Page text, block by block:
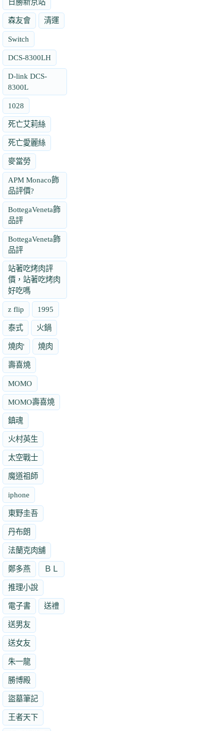
日勝新京站
森友會 清運
Switch
DCS-8300LH
D-link DCS-
8300L
1028
死亡艾莉絲
死亡愛麗絲
麥當勞
APM Monaco飾
品評價?
BottegaVeneta飾
品評
BottegaVeneta飾
品評
站著吃烤肉評
價，站著吃烤肉
好吃嗎
z flip 1995
泰式 火鍋
燒肉' 燒肉
壽喜燒
MOMO
MOMO壽喜燒
鎮魂
火村英生
太空戰士
魔道祖師
iphone
東野圭吾
丹布朗
法蘭克肉舖
鄭多燕 ＢＬ
推理小說
電子書 送禮
送男友
送女友
朱一龍
勝博殿
盜墓筆記
王者天下